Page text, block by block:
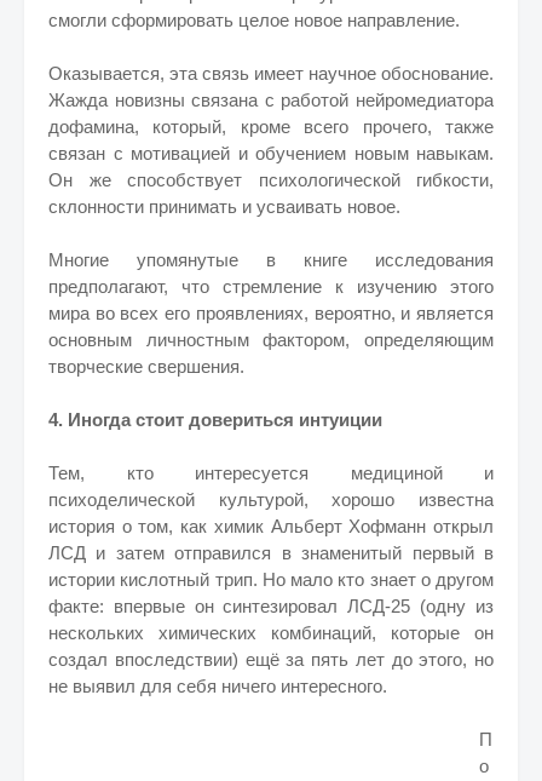
смогли сформировать целое новое направление.
Оказывается, эта связь имеет научное обоснование.
Жажда новизны связана с работой нейромедиатора
дофамина, который, кроме всего прочего, также
связан с мотивацией и обучением новым навыкам.
Он же способствует психологической гибкости,
склонности принимать и усваивать новое.
Многие упомянутые в книге исследования
предполагают, что стремление к изучению этого
мира во всех его проявлениях, вероятно, и является
основным личностным фактором, определяющим
творческие свершения.
4. Иногда стоит довериться интуиции
Тем, кто интересуется медициной и
психоделической культурой, хорошо известна
история о том, как химик Альберт Хофманн открыл
ЛСД и затем отправился в знаменитый первый в
истории кислотный трип. Но мало кто знает о другом
факте: впервые он синтезировал ЛСД-25 (одну из
нескольких химических комбинаций, которые он
создал впоследствии) ещё за пять лет до этого, но
не выявил для себя ничего интересного.
П
о